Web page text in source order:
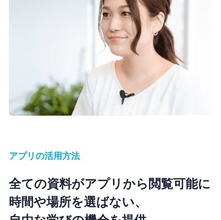
アプリの活用方法
全ての資料がアプリから閲覧可能に
時間や場所を選ばない、